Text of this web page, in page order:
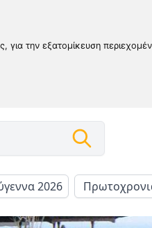
για την εξατομίκευση
2026